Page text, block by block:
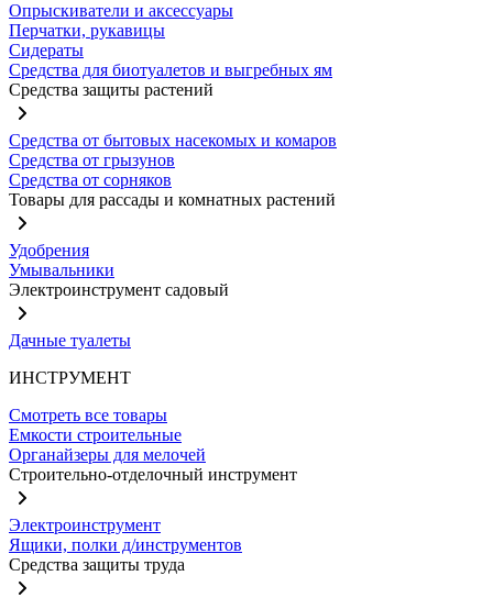
Опрыскиватели и аксессуары
Перчатки, рукавицы
Сидераты
Средства для биотуалетов и выгребных ям
Средства защиты растений
Средства от бытовых насекомых и комаров
Средства от грызунов
Средства от сорняков
Товары для рассады и комнатных растений
Удобрения
Умывальники
Электроинструмент садовый
Дачные туалеты
ИНСТРУМЕНТ
Смотреть все товары
Емкости строительные
Органайзеры для мелочей
Строительно-отделочный инструмент
Электроинструмент
Ящики, полки д/инструментов
Средства защиты труда